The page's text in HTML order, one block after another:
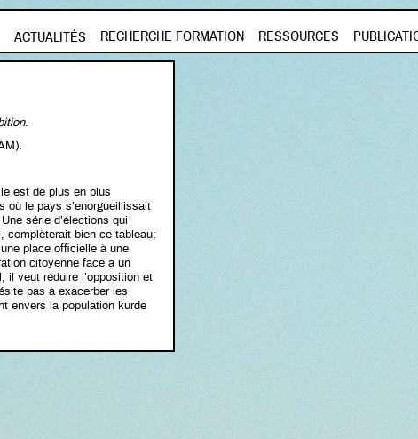
Aller au contenu principal
ACTUALITÉS RECHERCHE FORMATION RESSOURCES
.
est de plus en plus
où le pays s’enorgueillissait
série d’élections qui
complèterait bien ce tableau;
place officielle à une
citoyenne face à un
il veut réduire l’opposition et
pas à exacerber les
envers la population kurde